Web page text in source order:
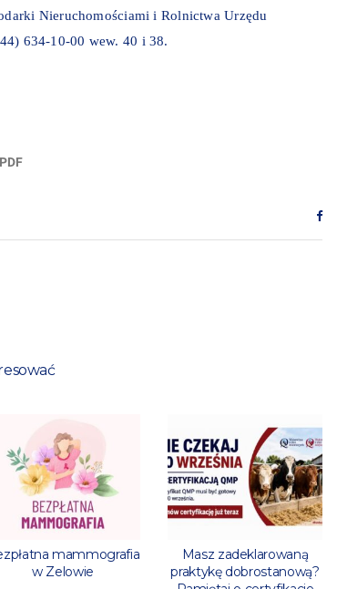
Nieruchomościami i Rolnictwa Urzędu
634-10-00 wew. 40 i 38.
mammografia
w Zelowie
Masz zadeklarowaną
praktykę dobrostanową?